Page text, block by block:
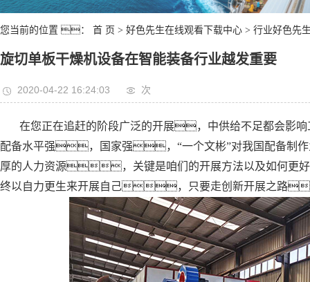
您当前的位置 ： 首 页 > 好色先生在线观看下载中心 > 行业好色先
旋切单板干燥机设备在智能装备行业越发重要
2020-04-22 16:24:03 次
在您正在追赶的阶段广泛的开展，中供给不足都会
配备水平强，国家强，“一个文彬”对我国配备
厚的人力资源，关键是咱们的开展方法以及如何
终以自力更生来开展自己，只要走创新开展之路